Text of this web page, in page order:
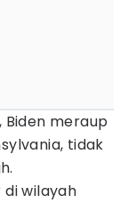
Biden meraup
tidak
di wilayah